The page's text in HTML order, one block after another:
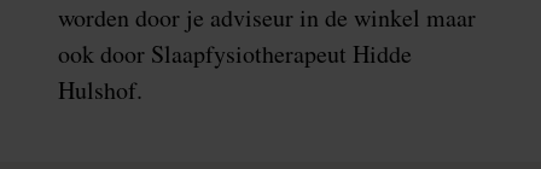
worden door je adviseur in de winkel maar
ook door Slaapfysiotherapeut Hidde
Hulshof.